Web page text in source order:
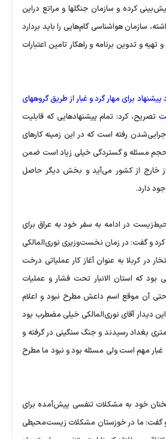
کرده و سازمان جنگلها و مراتع دراین
سازمان هواشناسی گام‌هایی را باید بردارد
و تدوین برنامه و راهکار تامین اعتبارات
پیشنهاد برای مهار گرد و غبار از طریق گروههای
تصریح، کرد: تمام پیشنهادهایی که قابلیت
رفته است که در این زمینه کارهای
حجم مسئله و گستردگی خیلی زیاد است ضمن
از خارج از کشور می‌آید و بخش دیگر حاصل
دارد.
در ادامه به سفر خود به عراق برای
و گفت: در زمان نخست‌وزیری نوری‌المالکی
در کربلا به عنوان آغاز کار عملیاتی درخت
بود که استان الانبار تحت فشار و عملیات
(حتی آن موقع اسم داعش مطرح نبود و اعلام
دیدار آقای نوری‌المالکی خیلی مضطرب بود
الان به 70 کیلومتری بغداد رسیدند و جنگ سنگینی در گرفته و
غبار مهم است ولی مسئله بود و نبود ما مطرح
خود به مشکلات تنفسی پیش‌آمده برای
و گفت: ما در خوزستان مشکلات زیست‌محیطی